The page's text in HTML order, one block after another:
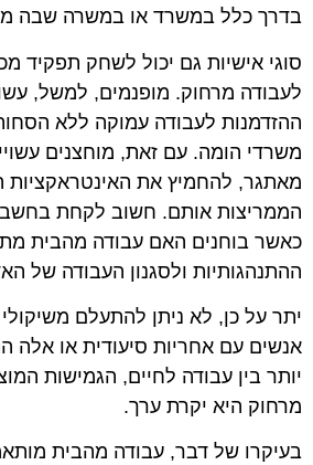
בדרך כלל במשרד או במשרה שבה
סוגי אישיות גם יכול לשחק תפקיד
לעבודה מרחוק. מופנמים, למשל,
ההזדמנות לעבודה עמוקה ללא
משרדי הומה. עם זאת, מוחצנים
מאתגר, להחמיץ את האינטראקציות
הממריצות אותם. חשוב לקחת
כאשר בוחנים האם עבודה מהבית
ההתנהגותיות ולסגנון העבודה של
יתר על כן, לא ניתן להתעלם
אנשים עם אחריות סיעודית או אלה
יותר בין עבודה לחיים, הגמישות
מרחוק היא יקרת ערך.
בעיקרו של דבר, עבודה מהבית